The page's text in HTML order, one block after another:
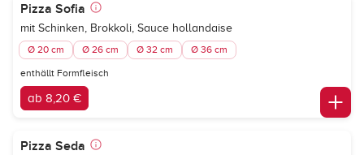
Pizza Sofia
mit Schinken, Brokkoli, Sauce hollandaise
Ø 20 cm Ø 26 cm Ø 32 cm Ø 36 cm
enthällt Formfleisch
ab 8,20 €
Pizza Seda